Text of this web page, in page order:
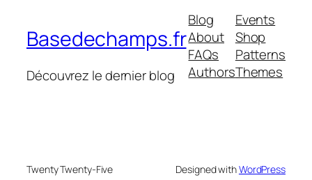
Basedechamps.fr
Découvrez le dernier blog
Blog
About
FAQs
Authors
Events
Shop
Patterns
Themes
Twenty Twenty-Five Designed withWordPress